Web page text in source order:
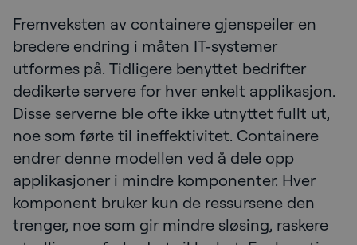
Fremveksten av containere gjenspeiler en
bredere endring i måten IT-systemer
utformes på. Tidligere benyttet bedrifter
dedikerte servere for hver enkelt applikasjon.
Disse serverne ble ofte ikke utnyttet fullt ut,
noe som førte til ineffektivitet. Containere
endrer denne modellen ved å dele opp
applikasjoner i mindre komponenter. Hver
komponent bruker kun de ressursene den
trenger, noe som gir mindre sløsing, raskere